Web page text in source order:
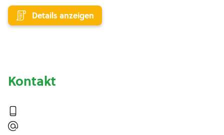
Details anzeigen
Kontakt